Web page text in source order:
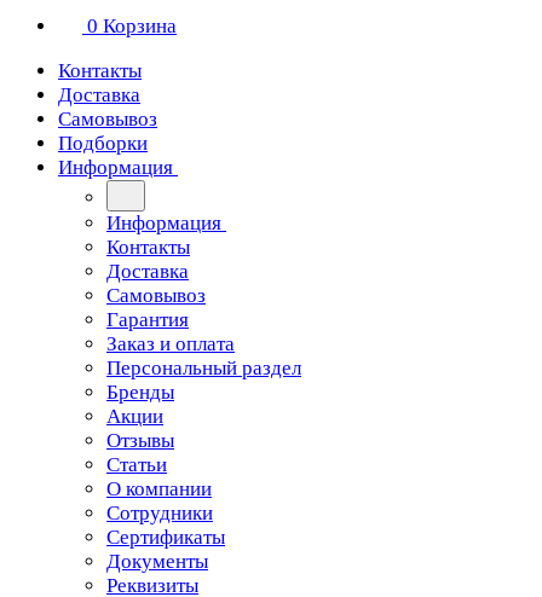
0 Корзина
Контакты
Доставка
Самовывоз
Подборки
Информация
Информация
Контакты
Доставка
Самовывоз
Гарантия
Заказ и оплата
Персональный раздел
Бренды
Акции
Отзывы
Статьи
О компании
Сотрудники
Сертификаты
Документы
Реквизиты